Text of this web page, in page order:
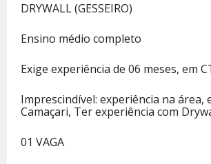
DRYWALL (GESSEIRO)
Ensino médio completo
Exige experiência de 06 meses, em
Imprescindível: experiência na área,
Camaçari, Ter experiência com
01 VAGA